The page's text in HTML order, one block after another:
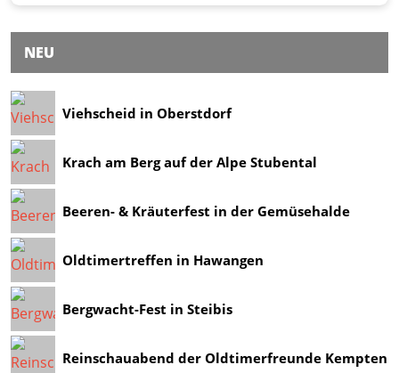
NEU
Viehscheid in Oberstdorf
Krach am Berg auf der Alpe Stubental
Beeren- & Kräuterfest in der Gemüsehalde
Oldtimertreffen in Hawangen
Bergwacht-Fest in Steibis
Reinschauabend der Oldtimerfreunde Kempten